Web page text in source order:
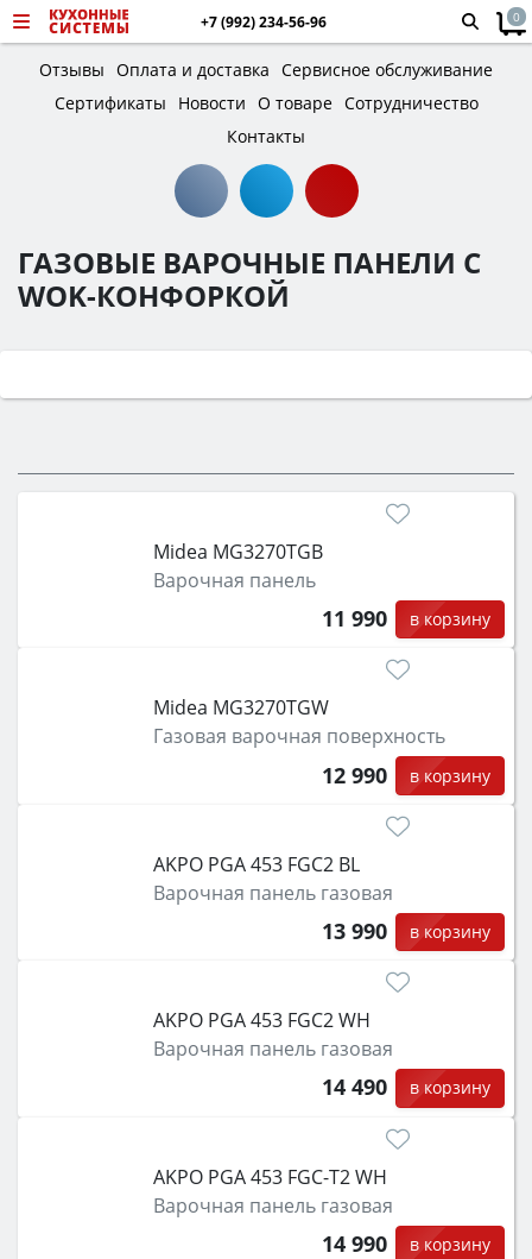
+7 (992) 234-56-96 0
Отзывы Оплата и доставка Сервисное обслуживание
Сертификаты
Новости О товаре Сотрудничество
Контакты
ГАЗОВЫЕ ВАРОЧНЫЕ ПАНЕЛИ С
WOK-КОНФОРКОЙ
Midea MG3270TGB
Варочная панель
11 990 в корзину
Midea MG3270TGW
Газовая варочная поверхность
12 990 в корзину
AKPO PGA 453 FGC2 BL
Варочная панель газовая
13 990 в корзину
AKPO PGA 453 FGC2 WH
Варочная панель газовая
14 490 в корзину
AKPO PGA 453 FGC-T2 WH
Варочная панель газовая
14 990 в корзину